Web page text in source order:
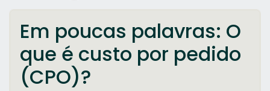
Em poucas palavras: O
que é custo por pedido
(CPO)?